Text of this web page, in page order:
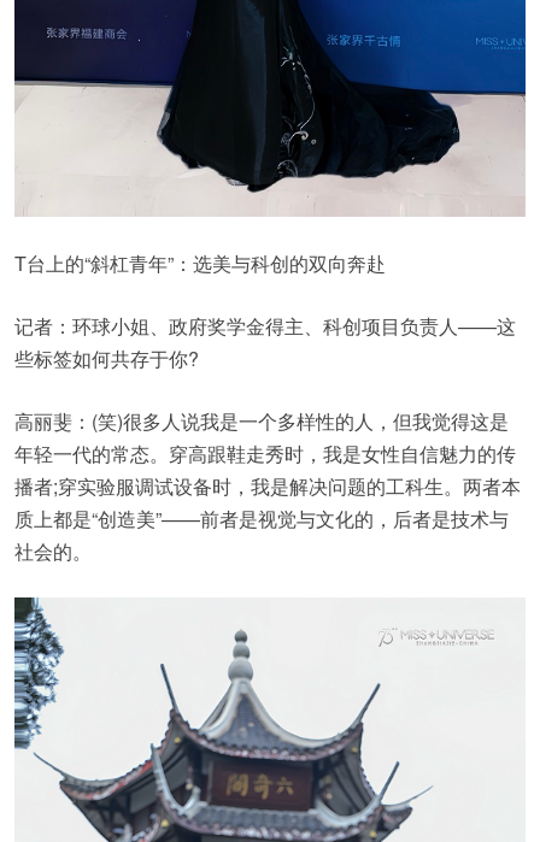
T台上的“斜杠青年”：选美与科创的双向奔赴
记者：环球小姐、政府奖学金得主、科创项目负责人——这
些标签如何共存于你?
高丽斐：(笑)很多人说我是一个多样性的人，但我觉得这是
年轻一代的常态。穿高跟鞋走秀时，我是女性自信魅力的传
播者;穿实验服调试设备时，我是解决问题的工科生。两者本
质上都是“创造美”——前者是视觉与文化的，后者是技术与
社会的。